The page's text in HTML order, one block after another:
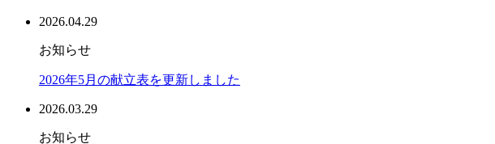
2026.04.29
お知らせ
2026年5月の献立表を更新しました
2026.03.29
お知らせ